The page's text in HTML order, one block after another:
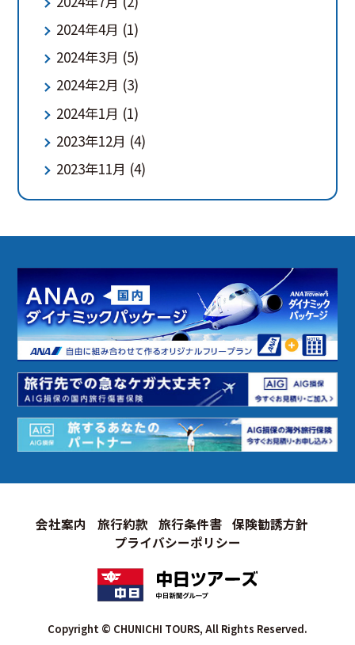
2024年4月 (1)
2024年3月 (5)
2024年2月 (3)
2024年1月 (1)
2023年12月 (4)
2023年11月 (4)
会社案内 旅行約款 旅行条件書 保険勧誘方針
プライバシーポリシー
Copyright © CHUNICHI TOURS, All Rights Reserved.